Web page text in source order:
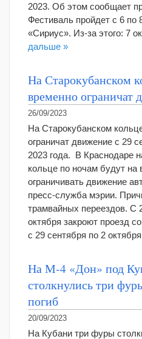
2023. Об этом сообщает
Фестиваль пройдет с 6 по
«Сириус». Из-за этого: 7
дальше »
На Старокубанском
временно ограничат
26/09/2023
На Старокубанском
ограничат движение с 29
2023 года. В Краснодаре
кольце по ночам будут на
ограничивать движение
пресс-служба мэрии.
трамвайных переездов. С
октября закроют проезд
с 29 сентября по 2
На М-4 «Дон» под
столкнулись три
погиб
20/09/2023
На Кубани три фуры